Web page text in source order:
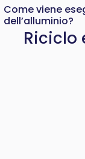
Come viene
dell’alluminio?
Riciclo